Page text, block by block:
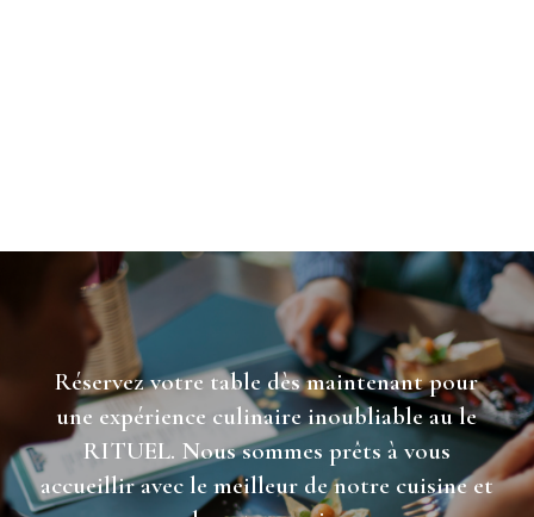
Réservez votre table dès maintenant pour
une expérience culinaire inoubliable au le
RITUEL. Nous sommes prêts à vous
accueillir avec le meilleur de notre cuisine et